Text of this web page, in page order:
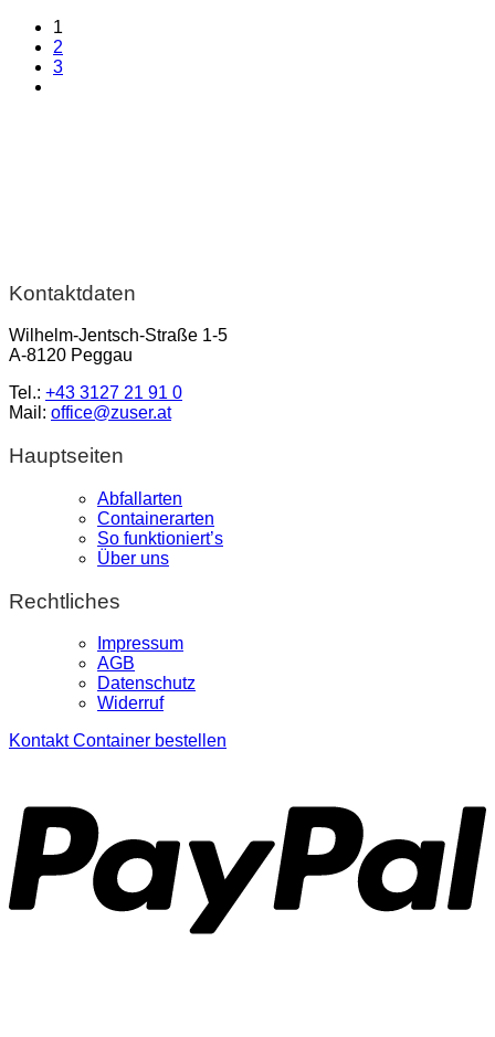
1
2
3
Kontaktdaten
Wilhelm-Jentsch-Straße 1-5
A-8120 Peggau
Tel.: +43 3127 21 91 0
Mail: office@zuser.at
Hauptseiten
Abfallarten
Containerarten
So funktioniert’s
Über uns
Rechtliches
Impressum
AGB
Datenschutz
Widerruf
Kontakt Container bestellen